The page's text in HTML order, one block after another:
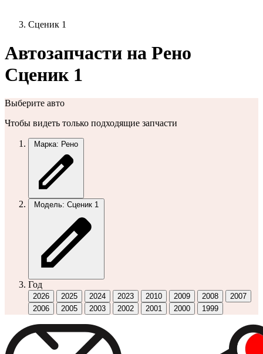
Сценик 1
Автозапчасти на Рено
Сценик 1
Выберите авто
Чтобы видеть только подходящие запчасти
Марка: Рено
Модель: Сценик 1
Год
2026 2025 2024 2023 2010 2009 2008
2007
2006
2005 2003 2002 2001 2000 1999